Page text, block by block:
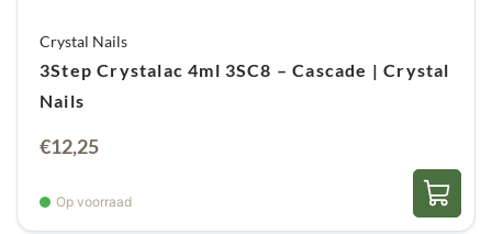
Crystal Nails
3Step Crystalac 4ml 3SC8 – Cascade | Crystal
Nails
€12,25
Op voorraad